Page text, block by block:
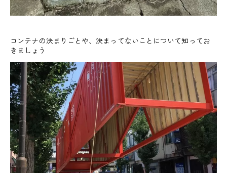
コンテナの決まりごとや、決まってないことについて知ってお
きましょう